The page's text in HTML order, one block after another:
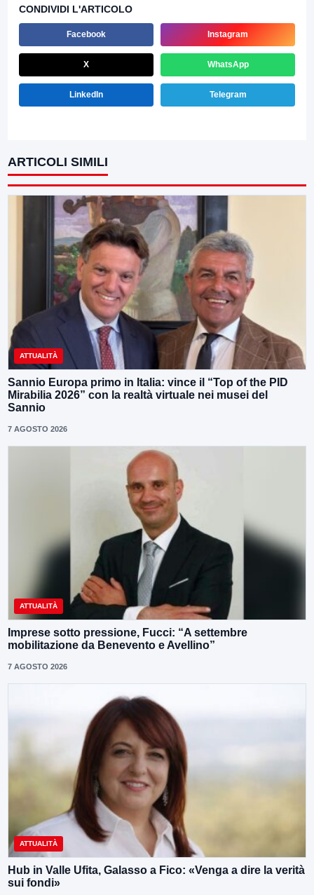
CONDIVIDI L'ARTICOLO
Facebook Instagram
X WhatsApp
LinkedIn Telegram
ARTICOLI SIMILI
ATTUALITÀ
Sannio Europa primo in Italia: vince il “Top of the PID
Mirabilia 2026” con la realtà virtuale nei musei del
Sannio
7 AGOSTO 2026
ATTUALITÀ
Imprese sotto pressione, Fucci: “A settembre
mobilitazione da Benevento e Avellino”
7 AGOSTO 2026
ATTUALITÀ
Hub in Valle Ufita, Galasso a Fico: «Venga a dire la verità
sui fondi»